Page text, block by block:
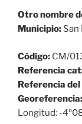
Otro nombre
Municipio: San
Código: CM/
Referencia
Referencia
Georeferencia:
Longitud: -